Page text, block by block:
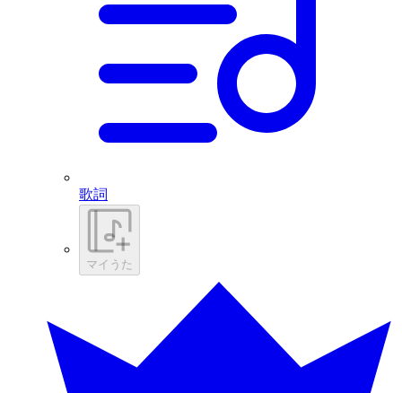
歌詞
マイうた